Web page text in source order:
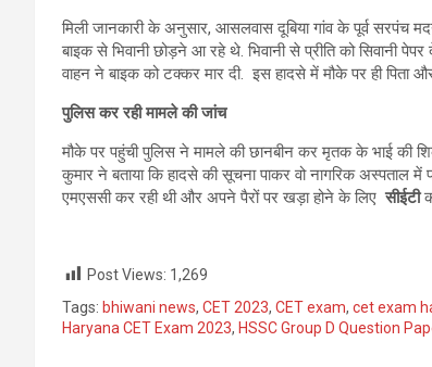
मिली जानकारी के अनुसार, आसलवास दूबिया गांव के पूर्व सरपंच
बाइक से भिवानी छोड़ने आ रहे थे. भिवानी से प्रीति को सिवानी
वाहन ने बाइक को टक्कर मार दी. इस हादसे में मौके पर ही पिता
पुलिस कर रही मामले की जांच
मौके पर पहुंची पुलिस ने मामले की छानबीन कर मृतक के भाई की
कुमार ने बताया कि हादसे की सूचना पाकर वो नागरिक अस्पताल में
एमएससी कर रही थी और अपने पैरों पर खड़ा होने के लिए सीईटी
Post Views: 1,269
Tags: bhiwani news, CET 2023, CET exam, cet exam
Haryana CET Exam 2023, HSSC Group D Question